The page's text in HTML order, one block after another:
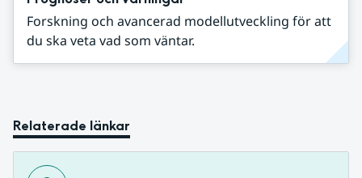
Forskning och avancerad modellutveckling för att
du ska veta vad som väntar.
Relaterade länkar